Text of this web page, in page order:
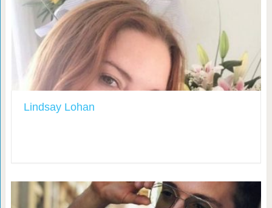
Lindsay Lohan